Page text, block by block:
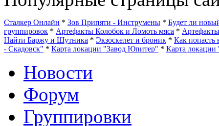
Сталкер Онлайн * Зов Припяти - Инструмены * Будет ли
группировок * Артефакты Колобок и Ломоть мяса * Артефакты
Найти Баржу и Шутника * Экзоскелет и броник * Как попасть
- Скадовск" * Карта локации "Завод Юпитер" * Карта
Новости
Форум
Группировки